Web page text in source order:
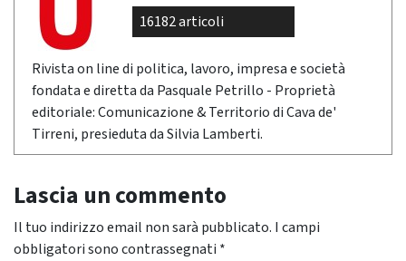
16182 articoli
Rivista on line di politica, lavoro, impresa e società
fondata e diretta da Pasquale Petrillo - Proprietà
editoriale: Comunicazione & Territorio di Cava de'
Tirreni, presieduta da Silvia Lamberti.
Lascia un commento
Il tuo indirizzo email non sarà pubblicato. I campi
obbligatori sono contrassegnati *